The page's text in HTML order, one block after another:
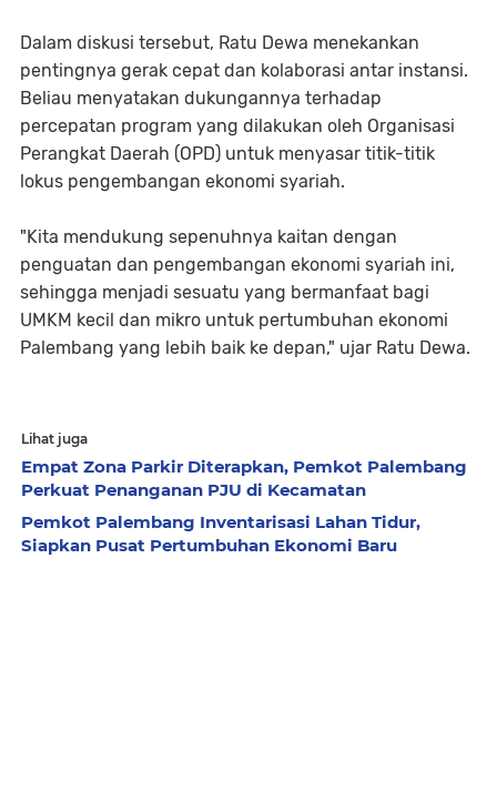
​Dalam diskusi tersebut, Ratu Dewa menekankan
pentingnya gerak cepat dan kolaborasi antar instansi.
Beliau menyatakan dukungannya terhadap
percepatan program yang dilakukan oleh Organisasi
Perangkat Daerah (OPD) untuk menyasar titik-titik
lokus pengembangan ekonomi syariah.
​"Kita mendukung sepenuhnya kaitan dengan
penguatan dan pengembangan ekonomi syariah ini,
sehingga menjadi sesuatu yang bermanfaat bagi
UMKM kecil dan mikro untuk pertumbuhan ekonomi
Palembang yang lebih baik ke depan," ujar Ratu Dewa.
Lihat juga
Empat Zona Parkir Diterapkan, Pemkot Palembang
Perkuat Penanganan PJU di Kecamatan
Pemkot Palembang Inventarisasi Lahan Tidur,
Siapkan Pusat Pertumbuhan Ekonomi Baru